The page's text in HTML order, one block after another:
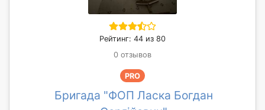
Рейтинг: 44 из 80
0 отзывов
PRO
Бригада "ФОП Ласка Богдан